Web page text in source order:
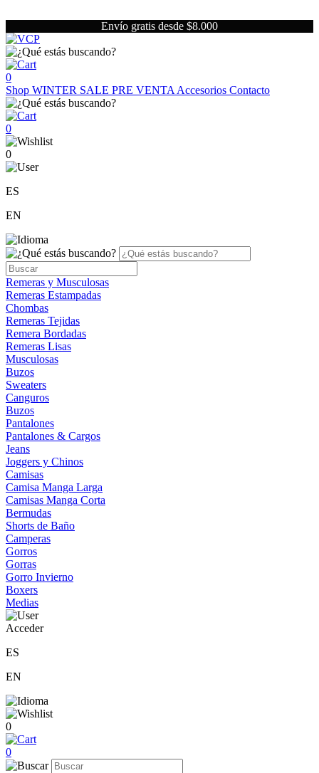
Envío gratis desde $8.000
0
Shop WINTER SALE PRE VENTA Accesorios Contacto
0
0
ES
EN
Remeras y Musculosas
Remeras Estampadas
Chombas
Remeras Tejidas
Remera Bordadas
Remeras Lisas
Musculosas
Buzos
Sweaters
Canguros
Buzos
Pantalones
Pantalones & Cargos
Jeans
Joggers y Chinos
Camisas
Camisa Manga Larga
Camisas Manga Corta
Bermudas
Shorts de Baño
Camperas
Gorros
Gorras
Gorro Invierno
Boxers
Medias
Acceder
ES
EN
0
0